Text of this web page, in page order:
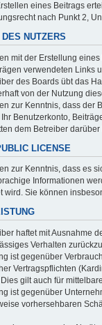
eines Beitrags
nach Punkt 2,
NUTZERS
mit der Erstellung
verwendeten Links
des Boards übt das
von der Nutzung
zur Kenntnis, dass der
Ihr Benutzerkonto,
dem Betreiber
LICENSE
zur Kenntnis, dass es
Informationen
wird. Sie können
haftet mit Ausnahme
Verhalten
ist gegenüber
Vertragspflichten
gilt auch für
ist gegenüber
vorhersehbaren